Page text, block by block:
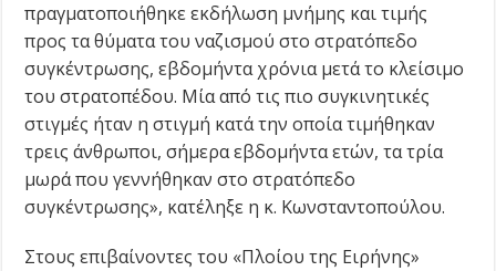
πραγματοποιήθηκε εκδήλωση μνήμης και τιμής
προς τα θύματα του ναζισμού στο στρατόπεδο
συγκέντρωσης, εβδομήντα χρόνια μετά το κλείσιμο
του στρατοπέδου. Μία από τις πιο συγκινητικές
στιγμές ήταν η στιγμή κατά την οποία τιμήθηκαν
τρεις άνθρωποι, σήμερα εβδομήντα ετών, τα τρία
μωρά που γεννήθηκαν στο στρατόπεδο
συγκέντρωσης», κατέληξε η κ. Κωνσταντοπούλου.
Στους επιβαίνοντες του «Πλοίου της Ειρήνης»